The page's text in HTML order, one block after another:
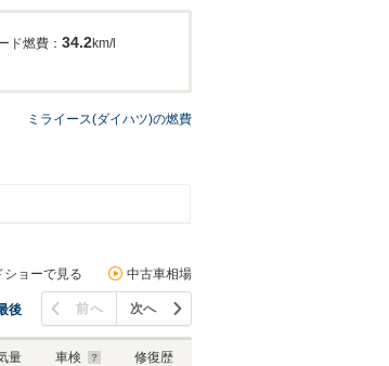
ド燃費： 34.2km/l
ミライース(ダイハツ)の燃費
ショーで見る 中古車相場
後 前へ 次へ
量
車検
修復歴